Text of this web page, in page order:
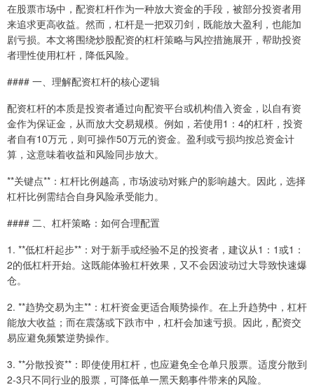
在股票市场中，配资杠杆作为一种放大资金的手段，被部分投资者用
来追求更高收益。然而，杠杆是一把双刃剑，既能放大盈利，也能加
剧亏损。本文将围绕炒股配资的杠杆策略与风控措施展开，帮助投资
者理性使用杠杆，降低风险。
#### 一、理解配资杠杆的核心逻辑
配资杠杆的本质是投资者通过向配资平台或机构借入资金，以自有资
金作为保证金，从而放大交易规模。例如，若使用1：4的杠杆，投资
者自有10万元，则可操作50万元的资金。盈利或亏损均按总资金计
算，这意味着收益和风险同步放大。
**关键点**：杠杆比例越高，市场波动对账户的影响越大。因此，选择
杠杆比例需结合自身风险承受能力。
#### 二、杠杆策略：如何合理配置
1. **低杠杆起步**：对于新手或经验不足的投资者，建议从1：1或1：
2的低杠杆开始。这既能体验杠杆效果，又不会因波动过大导致快速爆
仓。
2. **趋势交易为主**：杠杆资金更适合顺势操作。在上升趋势中，杠杆
能放大收益；而在震荡或下跌市中，杠杆会加速亏损。因此，配资交
易应避免频繁逆势操作。
3. **分散投资**：即使使用杠杆，也应避免全仓单只股票。适度分散到
2-3只不同行业的股票，可降低单一黑天鹅事件带来的风险。